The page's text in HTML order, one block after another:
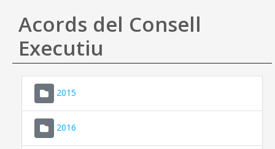
Ajuda
Acords del Consell
Executiu
2015
2016